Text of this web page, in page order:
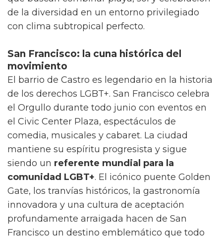
de la diversidad en un entorno privilegiado
con clima subtropical perfecto.
San Francisco: la cuna histórica del
movimiento
El barrio de Castro es legendario en la historia
de los derechos LGBT+. San Francisco celebra
el Orgullo durante todo junio con eventos en
el Civic Center Plaza, espectáculos de
comedia, musicales y cabaret. La ciudad
mantiene su espíritu progresista y sigue
siendo un referente mundial para la
comunidad LGBT+. El icónico puente Golden
Gate, los tranvías históricos, la gastronomía
innovadora y una cultura de aceptación
profundamente arraigada hacen de San
Francisco un destino emblemático que todo